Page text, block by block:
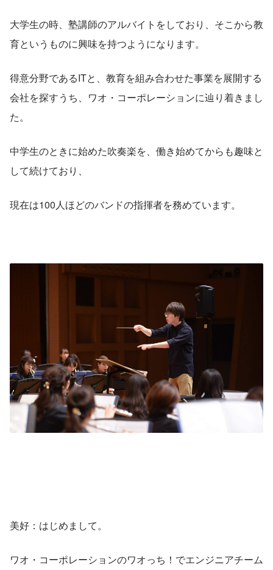
大学生の時、塾講師のアルバイトをしており、そこから教
育というものに興味を持つようになります。
得意分野であるITと、教育を組み合わせた事業を展開する
会社を探すうち、ワオ・コーポレーションに辿り着きまし
た。
中学生のときに始めた吹奏楽を、働き始めてからも趣味と
して続けており、
現在は100人ほどのバンドの指揮者を務めています。
美好：はじめまして。
ワオ・コーポレーションのワオっち！でエンジニアチーム